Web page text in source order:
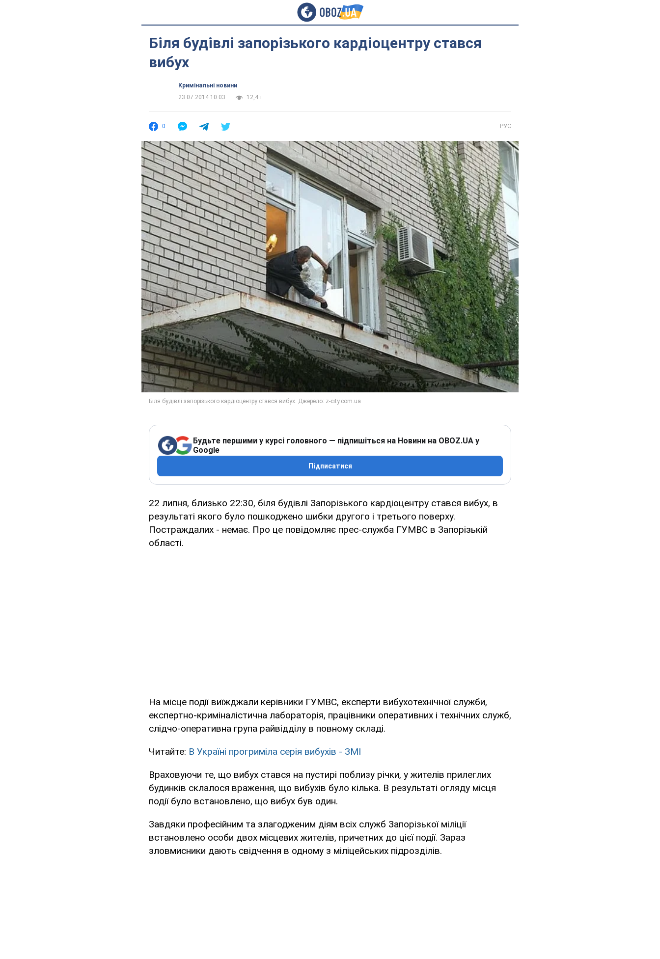
Біля будівлі запорізького кардіоцентру стався
вибух
Кримінальні новини
23.07.2014 10:03
12,4 т.
0 РУС
Будьте першими у курсі головного — підпишіться на Новини на OBOZ.UA у
Google
Підписатися
22 липня, близько 22:30, біля будівлі Запорізького кардіоцентру стався вибух, в
результаті якого було пошкоджено шибки другого і третього поверху.
Постраждалих - немає. Про це повідомляє прес-служба ГУМВС в Запорізькій
області.
На місце події виїжджали керівники ГУМВС, експерти вибухотехнічної служби,
експертно-криміналістична лабораторія, працівники оперативних і технічних служб,
слідчо-оперативна група райвідділу в повному складі.
Читайте: В Україні прогриміла серія вибухів - ЗМІ
Враховуючи те, що вибух стався на пустирі поблизу річки, у жителів прилеглих
будинків склалося враження, що вибухів було кілька. В результаті огляду місця
події було встановлено, що вибух був один.
Завдяки професійним та злагодженим діям всіх служб Запорізької міліції
встановлено особи двох місцевих жителів, причетних до цієї події. Зараз
зловмисники дають свідчення в одному з міліцейських підрозділів.